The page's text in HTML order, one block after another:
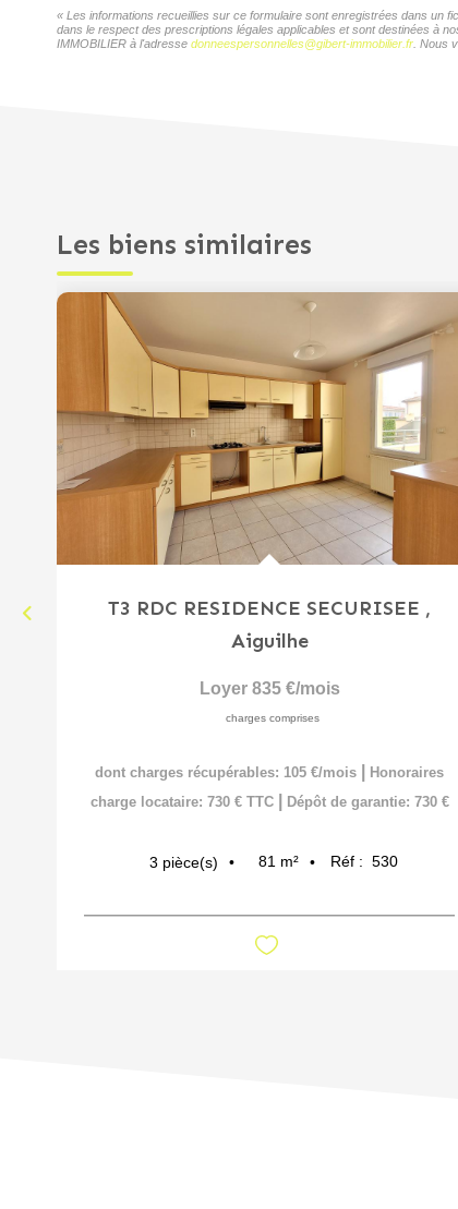
« Les informations recueillies sur ce formulaire sont enregistrées dans un
dans le respect des prescriptions légales applicables et sont destinées à
IMMOBILIER à l'adresse donneespersonnelles@gibert-immobilier.fr . Nous
Les biens similaires
T3 RDC RESIDENCE SECURISEE ,
Aiguilhe
Loyer 835 €/mois
charges comprises
dont charges récupérables: 105 €/mois
Honoraires
charge locataire: 730 € TTC
Dépôt de garantie: 730 €
3 pièce(s) 81 m² Réf : 530